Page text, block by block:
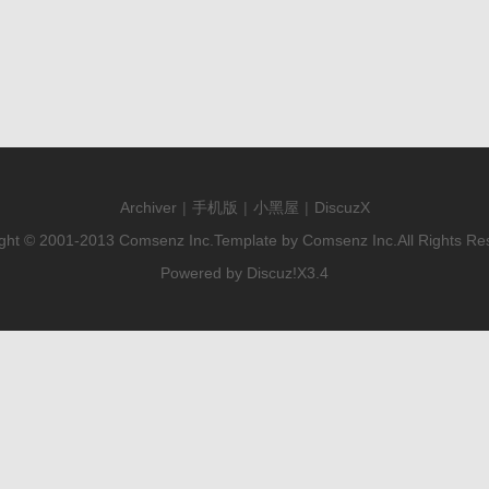
Archiver | 手机版 | 小黑屋 | DiscuzX
© 2001-2013 Comsenz Inc. Template by Comsenz Inc. All Rights
Powered by Discuz!X3.4